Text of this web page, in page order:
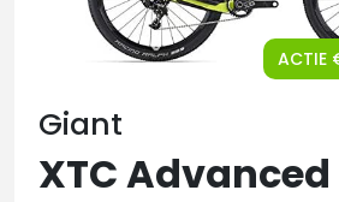
ACTIE
Giant
XTC Advanced